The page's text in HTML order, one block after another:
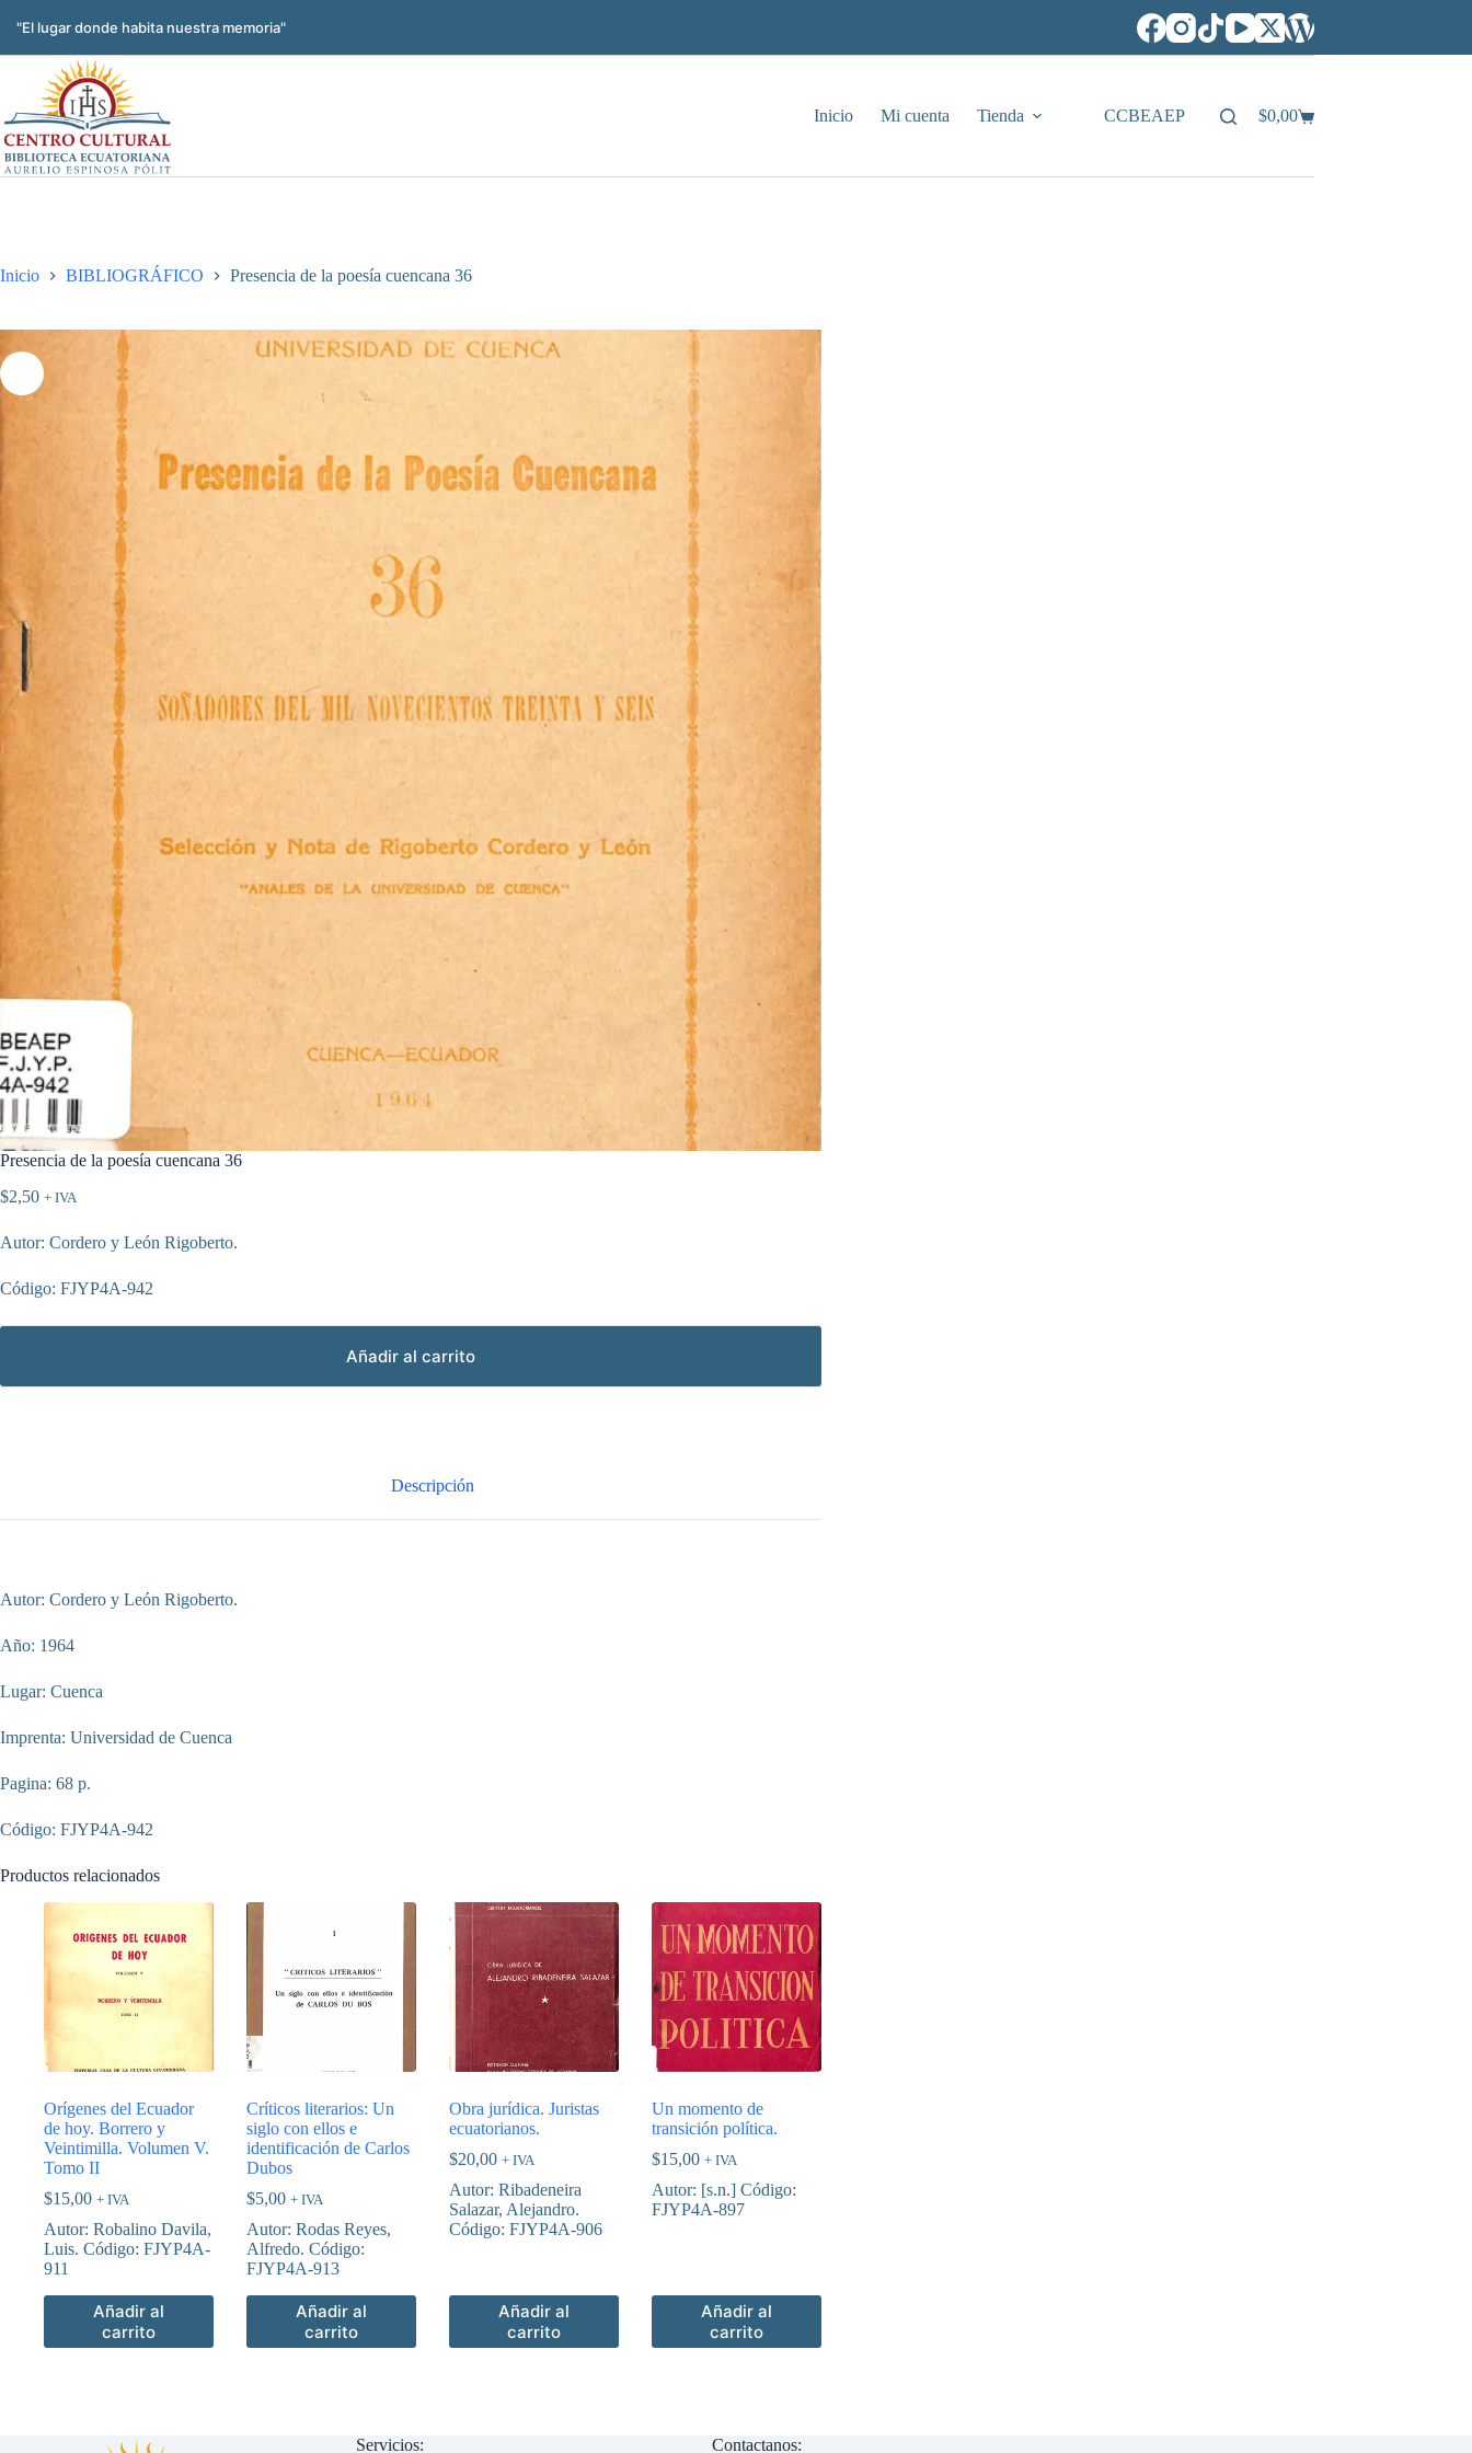
"El lugar donde habita nuestra memoria"
Inicio Mi cuenta Tienda CCBEAEP
Carro
$0,00
Inicio BIBLIOGRÁFICO Presencia de la poesía cuencana 36
Presencia de la poesía cuencana 36
$2,50 + IVA
Autor: Cordero y León Rigoberto.
Código: FJYP4A-942
Añadir al carrito
Descripción
Autor: Cordero y León Rigoberto.
Año: 1964
Lugar: Cuenca
Imprenta: Universidad de Cuenca
Pagina: 68 p.
Código: FJYP4A-942
Productos relacionados
Orígenes del Ecuador
de hoy. Borrero y
Veintimilla. Volumen V.
Tomo II
$15,00 + IVA
Autor: Robalino Davila,
Luis. Código: FJYP4A-
911
Añadir al
carrito
Críticos literarios: Un
siglo con ellos e
identificación de Carlos
Dubos
$5,00 + IVA
Autor: Rodas Reyes,
Alfredo. Código:
FJYP4A-913
Añadir al
carrito
Obra jurídica. Juristas
ecuatorianos.
$20,00 + IVA
Autor: Ribadeneira
Salazar, Alejandro.
Código: FJYP4A-906
Añadir al
carrito
Un momento de
transición política.
$15,00 + IVA
Autor: [s.n.] Código:
FJYP4A-897
Añadir al
carrito
Servicios: Contactanos: